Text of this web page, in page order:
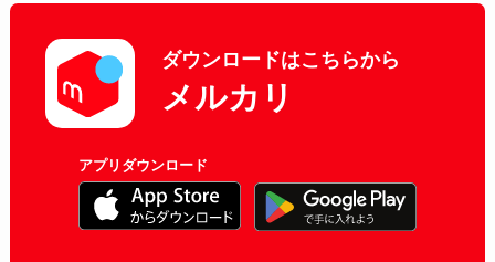
ダウンロードはこちらから
メルカリ
アプリダウンロード